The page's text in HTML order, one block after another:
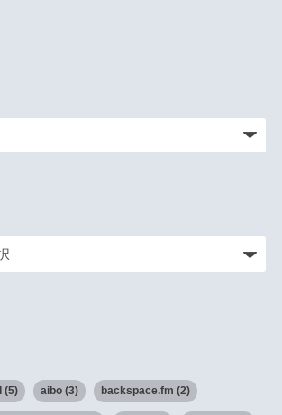
(5) aibo(3) backspace.fm (2)